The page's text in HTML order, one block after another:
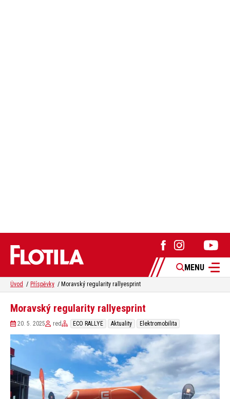
MENU
Úvod Příspěvky Moravský regularity rallyesprint
Moravský regularity rallyesprint
20. 5. 2025 red ECO RALLYE Aktuality Elektromobilita